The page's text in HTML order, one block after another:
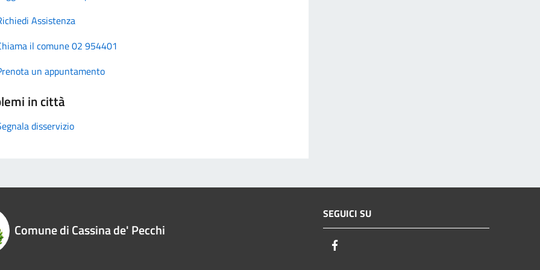
Assistenza
il comune 02 954401
un appuntamento
in città
disservizio
Comune di Cassina de' Pecchi
SEGUICI SU